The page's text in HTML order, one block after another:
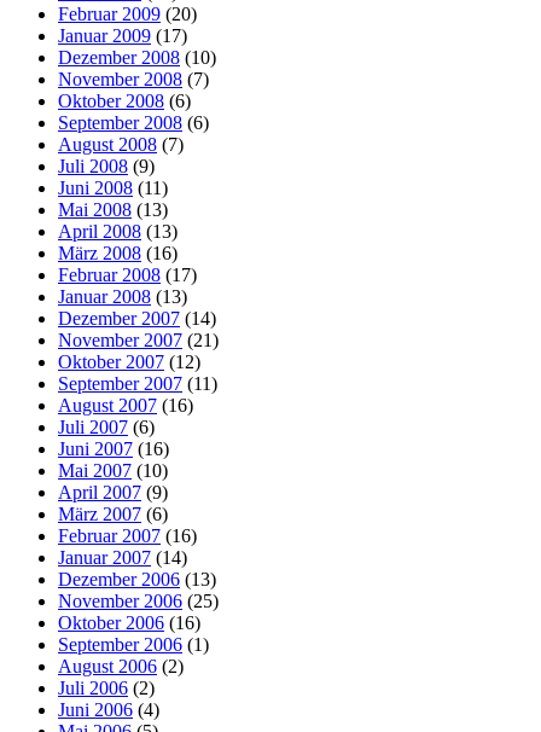
Februar 2009 (20)
Januar 2009 (17)
Dezember 2008 (10)
November 2008 (7)
Oktober 2008 (6)
September 2008 (6)
August 2008 (7)
Juli 2008 (9)
Juni 2008 (11)
Mai 2008 (13)
April 2008 (13)
März 2008 (16)
Februar 2008 (17)
Januar 2008 (13)
Dezember 2007 (14)
November 2007 (21)
Oktober 2007 (12)
September 2007 (11)
August 2007 (16)
Juli 2007 (6)
Juni 2007 (16)
Mai 2007 (10)
April 2007 (9)
März 2007 (6)
Februar 2007 (16)
Januar 2007 (14)
Dezember 2006 (13)
November 2006 (25)
Oktober 2006 (16)
September 2006 (1)
August 2006 (2)
Juli 2006 (2)
Juni 2006 (4)